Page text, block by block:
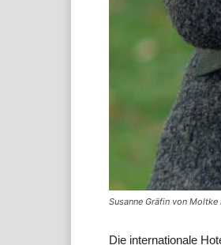
Susanne Gräfin von
Die internationale